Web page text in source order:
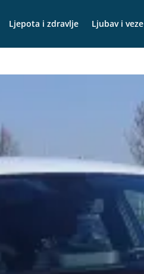
Ljepota i zdravlje Ljubav i veze